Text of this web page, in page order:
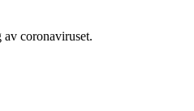
coronaviruset.